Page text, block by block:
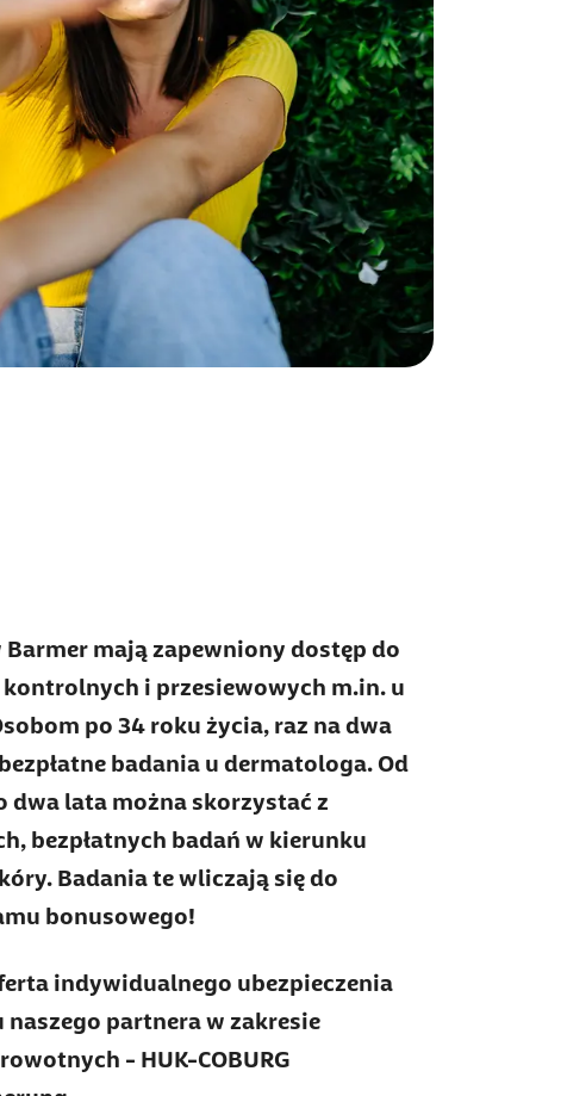
Barmer mają zapewniony dostęp do
i przesiewowych m.in. u
po 34 roku życia, raz na dwa
badania u dermatologa. Od
dwa lata można skorzystać z
bezpłatnych badań w kierunku
Badania te wliczają się do
bonusowego!
indywidualnego ubezpieczenia
partnera w zakresie
- HUK-COBURG